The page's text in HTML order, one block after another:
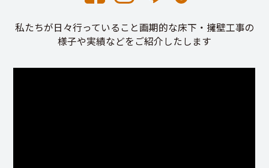
私たちが日々行っていること画期的な床下・擁壁工事の
様子や実績などをご紹介したします